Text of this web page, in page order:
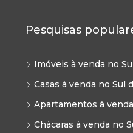
Pesquisas
Imóveis à venda no
Casas à venda no Sul
Apartamentos à
Chácaras à venda no